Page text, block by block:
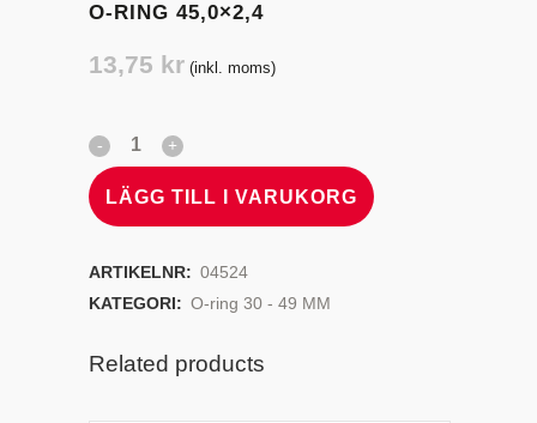
O-RING 45,0×2,4
13,75 kr (inkl. moms)
LÄGG TILL I VARUKORG
ARTIKELNR: 04524
KATEGORI: O-ring 30 - 49 MM
Related products